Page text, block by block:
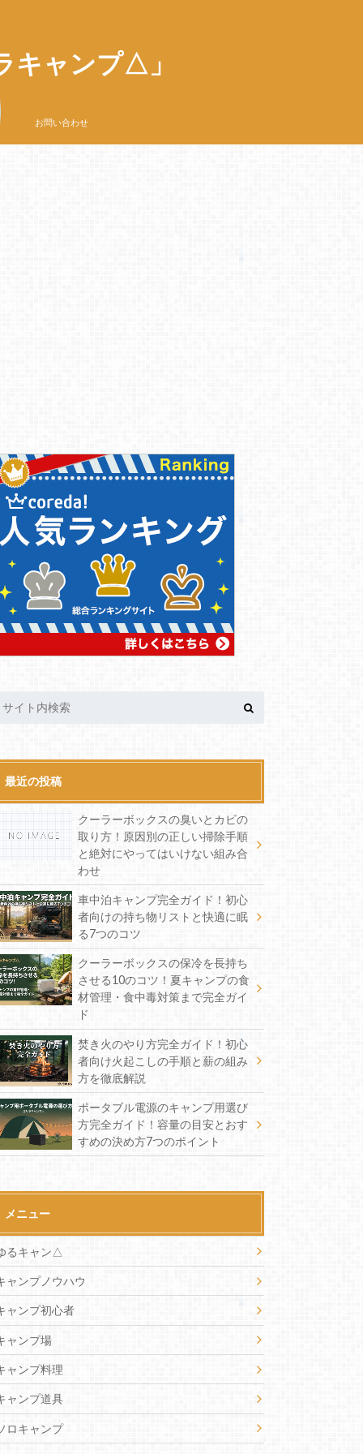
キャンプ△」
お問い合わせ
最近の投稿
クーラーボックスの臭いとカビの
取り方！原因別の正しい掃除手順
と絶対にやってはいけない組み合
わせ
車中泊キャンプ完全ガイド！初心
者向けの持ち物リストと快適に眠
る7つのコツ
クーラーボックスの保冷を長持ち
させる10のコツ！夏キャンプの食
材管理・食中毒対策まで完全ガイ
ド
焚き火のやり方完全ガイド！初心
者向け火起こしの手順と薪の組み
方を徹底解説
ポータブル電源のキャンプ用選び
方完全ガイド！容量の目安とおす
すめの決め方7つのポイント
メニュー
るキャン△
ャンプノウハウ
ャンプ初心者
ャンプ場
ャンプ料理
ャンプ道具
ロキャンプ